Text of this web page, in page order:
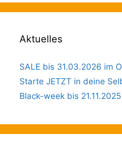
Aktuelles
SALE bis 31.03.2026 im
Starte JETZT in deine
Black-week bis 21.11.2025